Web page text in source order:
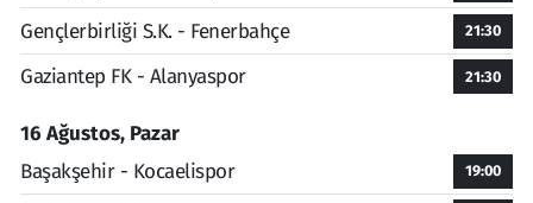
Gençlerbirliği S.K. - Fenerbahçe 21:30
Gaziantep FK - Alanyaspor 21:30
16 Ağustos, Pazar
Başakşehir - Kocaelispor
19:00